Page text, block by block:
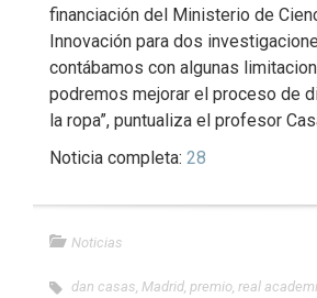
financiación del Ministerio de
Innovación para dos
contábamos con algunas
podremos mejorar el proceso de
la ropa”, puntualiza el profesor
Noticia completa: 28
Noticias
dan casas Madrid premio real